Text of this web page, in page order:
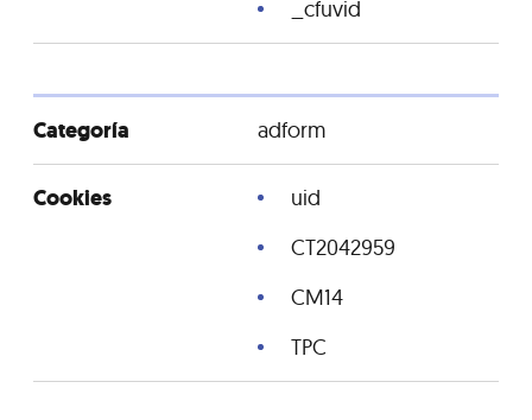
_cfuvid
adform
uid
CT2042959
CM14
TPC